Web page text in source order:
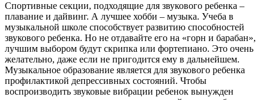
Спортивные секции, подходящие для звукового ребенка –
плавание и дайвинг. А лучшее хобби – музыка. Учеба в
музыкальной школе способствует развитию способностей
звукового ребенка. Но не отдавайте его на «горн и барабан»,
лучшим выбором будут скрипка или фортепиано. Это очень
желательно, даже если не пригодится ему в дальнейшем.
Музыкальное образование является для звукового ребенка
профилактикой депрессивных состояний. Чтобы
воспроизводить звуковые вибрации ребенок вынужден